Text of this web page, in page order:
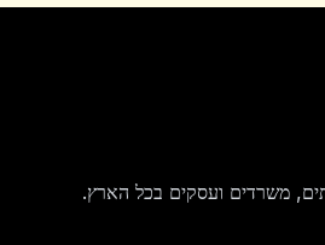
משרדים ועסקים בכל הארץ.